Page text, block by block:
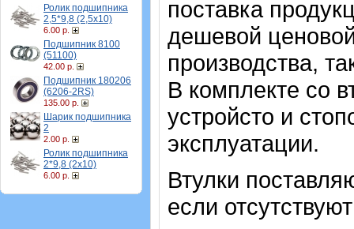
Ролик подшипника
2,5*9,8 (2,5х10)
6.00 р.
Подшипник 8100
(51100)
42.00 р.
Подшипник 180206
(6206-2RS)
135.00 р.
Шарик подшипника
2
2.00 р.
Ролик подшипника
2*9,8 (2х10)
6.00 р.
поставка
дешевой
производства,
В комплекте со
устройсто и
эксплуатации.
Втулки
если